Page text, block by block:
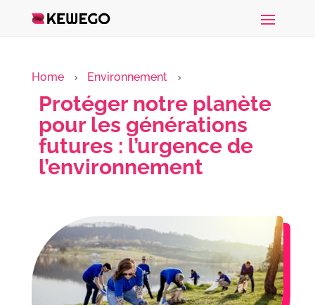
Home 5 Environnement 5
Protéger notre planète
pour les générations
futures : l’urgence de
l’environnement